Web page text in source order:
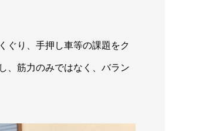
ぐり、手押し車等の課題をク
、筋力のみではなく、バラン